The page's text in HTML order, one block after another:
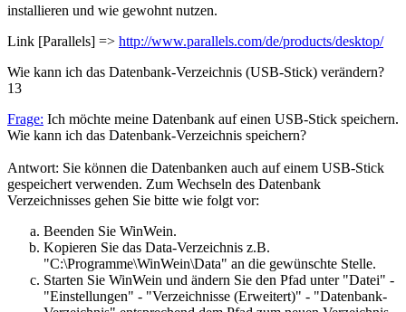
installieren und wie gewohnt nutzen.
Link [Parallels] => http://www.parallels.com/de/products/desktop/
Wie kann ich das Datenbank-Verzeichnis (USB-Stick) verändern?
13
Frage: Ich möchte meine Datenbank auf einen USB-Stick speichern.
Wie kann ich das Datenbank-Verzeichnis speichern?
Antwort: Sie können die Datenbanken auch auf einem USB-Stick
gespeichert verwenden. Zum Wechseln des Datenbank
Verzeichnisses gehen Sie bitte wie folgt vor:
Beenden Sie WinWein.
Kopieren Sie das Data-Verzeichnis z.B.
"C:\Programme\WinWein\Data" an die gewünschte Stelle.
Starten Sie WinWein und ändern Sie den Pfad unter "Datei" -
"Einstellungen" - "Verzeichnisse (Erweitert)" - "Datenbank-